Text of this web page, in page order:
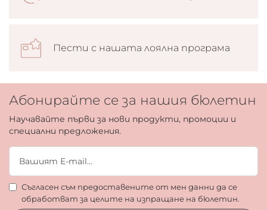
Пести с нашата лоялна програма
Абонирайте се за нашия бюлетин
Научавайте първи за нови продукти, промоции и
специални предложения.
Съгласен съм предоставените от мен данни да се
обработват за целите на изпращане на бюлетин.